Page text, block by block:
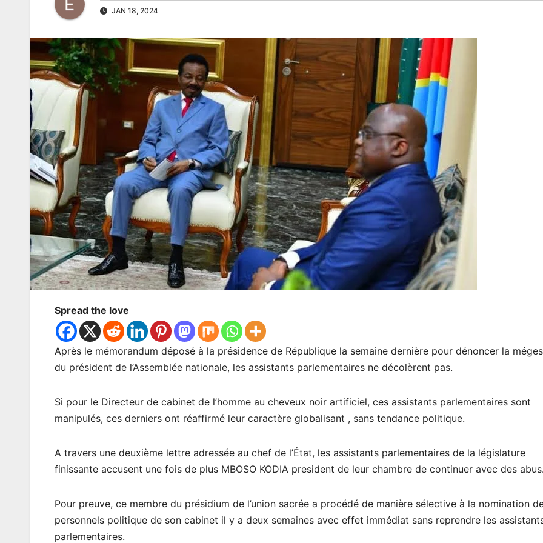
JAN 18, 2024
Spread the love
Après le mémorandum déposé à la présidence de République la semaine dernière pour dénoncer la
du président de l’Assemblée nationale, les assistants parlementaires ne décolèrent pas.
Si pour le Directeur de cabinet de l’homme au cheveux noir artificiel, ces assistants parlementaires sont
manipulés, ces derniers ont réaffirmé leur caractère globalisant , sans tendance politique.
A travers une deuxième lettre adressée au chef de l’État, les assistants parlementaires de la législature
finissante accusent une fois de plus MBOSO KODIA president de leur chambre de continuer avec des abus.
Pour preuve, ce membre du présidium de l’union sacrée a procédé de manière sélective à la nomination
personnels politique de son cabinet il y a deux semaines avec effet immédiat sans reprendre les
parlementaires.